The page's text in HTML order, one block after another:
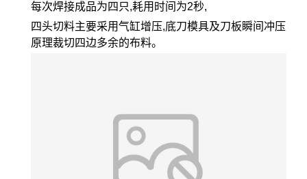
每次焊接成品为四只,耗用时间为2秒,
四头切料主要采用气缸增压,底刀模具及刀板瞬间冲压
原理裁切四边多余的布料。